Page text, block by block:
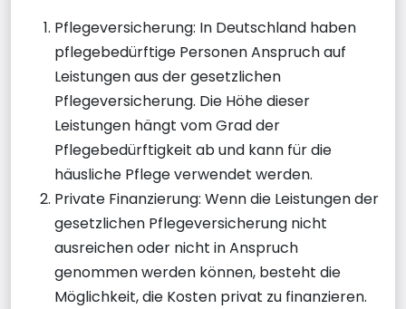
Pflegeversicherung: In Deutschland haben
pflegebedürftige Personen Anspruch auf
Leistungen aus der gesetzlichen
Pflegeversicherung. Die Höhe dieser
Leistungen hängt vom Grad der
Pflegebedürftigkeit ab und kann für die
häusliche Pflege verwendet werden.
Private Finanzierung: Wenn die Leistungen der
gesetzlichen Pflegeversicherung nicht
ausreichen oder nicht in Anspruch
genommen werden können, besteht die
Möglichkeit, die Kosten privat zu finanzieren.